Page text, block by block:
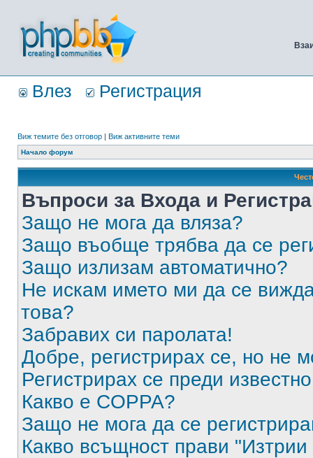
Влез Регистрация
Виж темите без отговор | Виж активните теми
Начало форум
Въпроси за Входа и
Защо не мога да вляза?
Защо въобще трябва да се
Защо излизам автоматично?
Не искам името ми да се
това?
Забравих си паролата!
Добре, регистрирах се, но не
Регистрирах се преди
Какво е COPPA?
Защо не мога да се
Какво всъщност прави "Изтрии